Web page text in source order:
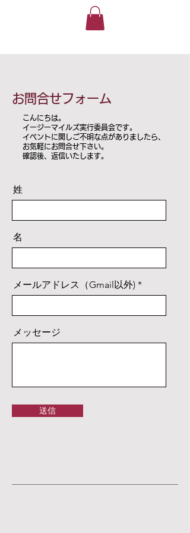
​お問合せフォーム
こんにちは。
イージーマイルズ実行委員会です。
イベントに関しご不明な点がありましたら、
お気軽にお問合せ下さい。
​確認後、返信いたします。
姓
名
メールアドレス（Gmail以外)
メッセージ
送信